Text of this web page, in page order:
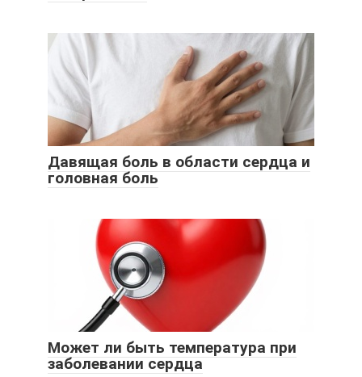
Давящая боль в области сердца и
головная боль
Может ли быть температура при
заболевании сердца